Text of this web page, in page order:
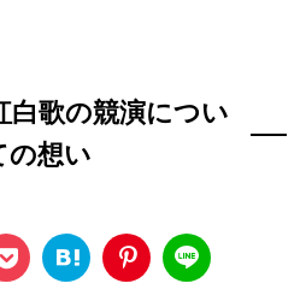
白歌の競演につい
の想い